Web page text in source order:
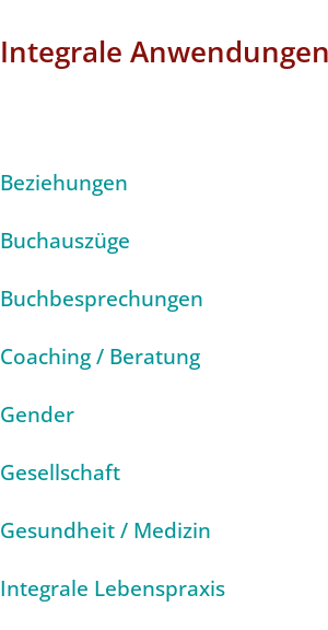
Integrale Anwendungen
Beziehungen
Buchauszüge
Buchbesprechungen
Coaching / Beratung
Gender
Gesellschaft
Gesundheit / Medizin
Integrale Lebenspraxis